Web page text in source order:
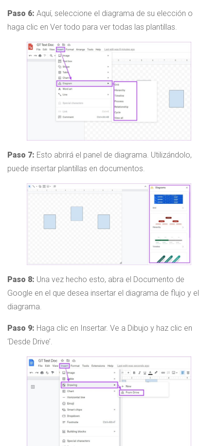
Paso 6: Aquí, seleccione el diagrama de su elección o
haga clic en Ver todo para ver todas las plantillas.
Paso 7: Esto abrirá el panel de diagrama. Utilizándolo,
puede insertar plantillas en documentos.
Paso 8: Una vez hecho esto, abra el Documento de
Google en el que desea insertar el diagrama de flujo y el
diagrama.
Paso 9: Haga clic en Insertar. Ve a Dibujo y haz clic en
‘Desde Drive’.